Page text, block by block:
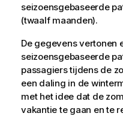
seizoensgebaseerde
(twaalf maanden).
De gegevens vertonen
seizoensgebaseerde
passagiers tijdens de
een daling in de
met het idee dat de
vakantie te gaan en te